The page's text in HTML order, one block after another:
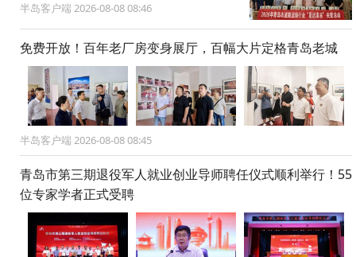
半岛客户端 2026-08-08 08:46
免费开放！百年老厂房变身展厅，百幅大片定格青岛老城
半岛客户端 2026-08-08 08:45
青岛市第三期退役军人就业创业导师聘任仪式顺利举行！55
位专家学者正式受聘